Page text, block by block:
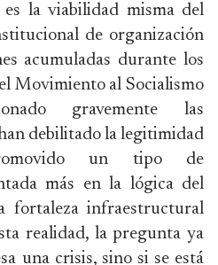
la viabilidad misma del
de organización
acumuladas durante los
Movimiento al Socialismo
gravemente las
debilitado la legitimidad
un tipo de
más en la lógica del
fortaleza infraestructural
realidad, la pregunta ya
una crisis, sino si se está